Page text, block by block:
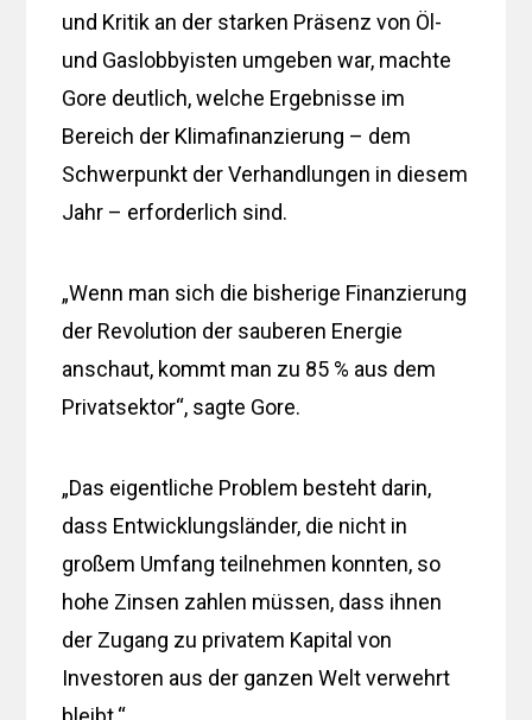
und Kritik an der starken Präsenz von Öl-
und Gaslobbyisten umgeben war, machte
Gore deutlich, welche Ergebnisse im
Bereich der Klimafinanzierung – dem
Schwerpunkt der Verhandlungen in diesem
Jahr – erforderlich sind.
„Wenn man sich die bisherige Finanzierung
der Revolution der sauberen Energie
anschaut, kommt man zu 85 % aus dem
Privatsektor“, sagte Gore.
„Das eigentliche Problem besteht darin,
dass Entwicklungsländer, die nicht in
großem Umfang teilnehmen konnten, so
hohe Zinsen zahlen müssen, dass ihnen
der Zugang zu privatem Kapital von
Investoren aus der ganzen Welt verwehrt